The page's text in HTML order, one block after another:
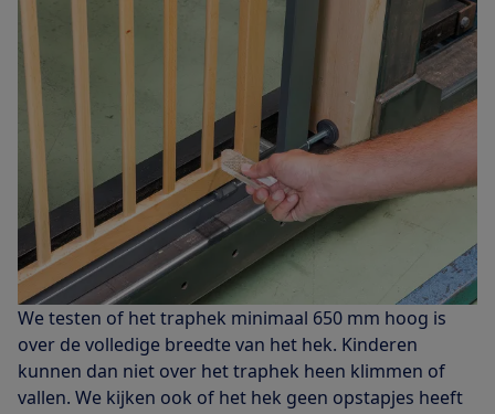
We testen of het traphek minimaal 650 mm hoog is
over de volledige breedte van het hek. Kinderen
kunnen dan niet over het traphek heen klimmen of
vallen. We kijken ook of het hek geen opstapjes heeft